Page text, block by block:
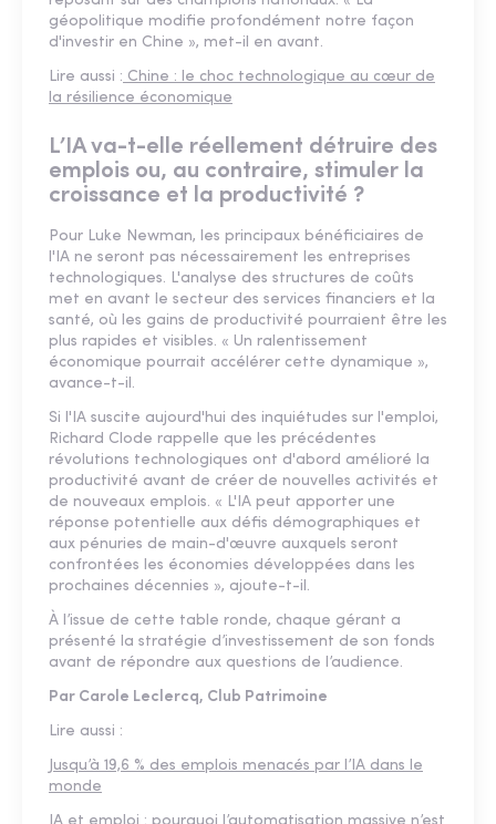
géopolitique modifie profondément notre façon
d'investir en Chine », met-il en avant.
Lire aussi : Chine : le choc technologique au cœur de
la résilience économique
L’IA va-t-elle réellement détruire des
emplois ou, au contraire, stimuler la
croissance et la productivité ?
Pour Luke Newman, les principaux bénéficiaires de
l'IA ne seront pas nécessairement les entreprises
technologiques. L'analyse des structures de coûts
met en avant le secteur des services financiers et la
santé, où les gains de productivité pourraient être les
plus rapides et visibles. « Un ralentissement
économique pourrait accélérer cette dynamique »,
avance-t-il.
Si l'IA suscite aujourd'hui des inquiétudes sur l'emploi,
Richard Clode rappelle que les précédentes
révolutions technologiques ont d'abord amélioré la
productivité avant de créer de nouvelles activités et
de nouveaux emplois. « L'IA peut apporter une
réponse potentielle aux défis démographiques et
aux pénuries de main-d'œuvre auxquels seront
confrontées les économies développées dans les
prochaines décennies », ajoute-t-il.
À l’issue de cette table ronde, chaque gérant a
présenté la stratégie d’investissement de son fonds
avant de répondre aux questions de l’audience.
Par Carole Leclercq, Club Patrimoine
Lire aussi :
Jusqu’à 19,6 % des emplois menacés par l’IA dans le
monde